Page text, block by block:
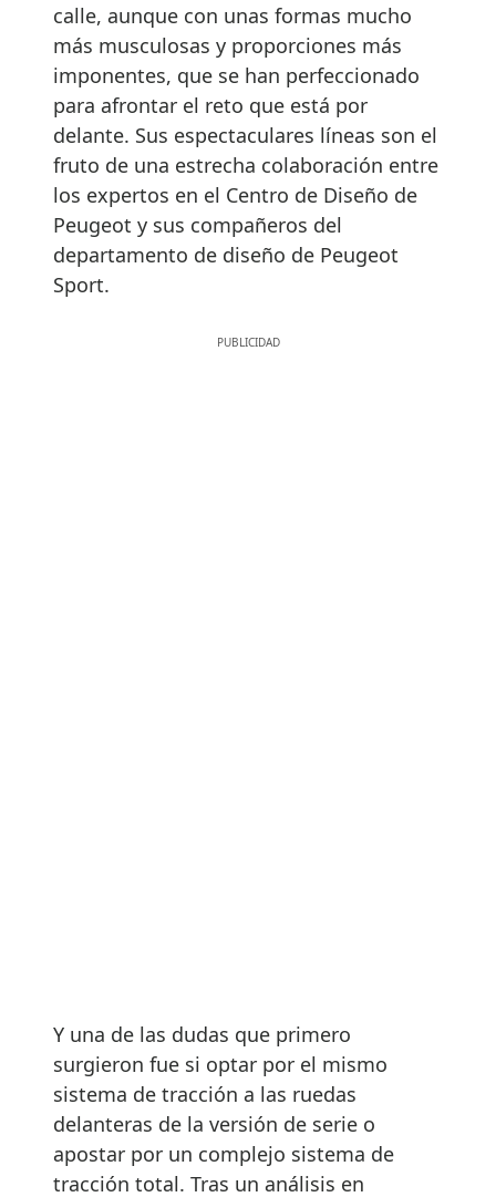
calle, aunque con unas formas mucho
más musculosas y proporciones más
imponentes, que se han perfeccionado
para afrontar el reto que está por
delante. Sus espectaculares líneas son el
fruto de una estrecha colaboración entre
los expertos en el Centro de Diseño de
Peugeot y sus compañeros del
departamento de diseño de Peugeot
Sport.
Y una de las dudas que primero
surgieron fue si optar por el mismo
sistema de tracción a las ruedas
delanteras de la versión de serie o
apostar por un complejo sistema de
tracción total. Tras un análisis en